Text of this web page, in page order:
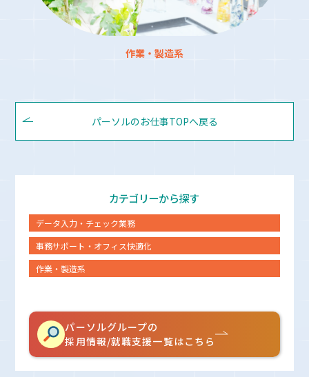
作業・製造系
パーソルのお仕事TOPへ戻る
カテゴリーから探す
データ入力・チェック業務
事務サポート・オフィス快適化
作業・製造系
パーソルグループの
採用情報/就職支援一覧はこちら